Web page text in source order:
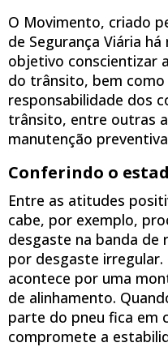
O Movimento, criado
de Segurança Viária
objetivo conscientizar
do trânsito, bem
responsabilidade dos
trânsito, entre outras
manutenção
Conferindo o
Entre as atitudes
cabe, por exemplo,
desgaste na banda de
por desgaste
acontece por uma
de alinhamento.
parte do pneu fica em
compromete a